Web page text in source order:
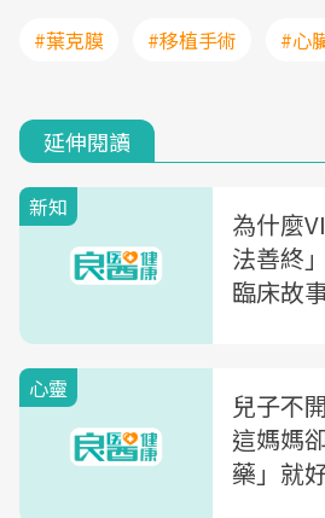
#葉克膜 #移植手術 #心
延伸閱讀
新知
為什麼
法善終
臨床故
心靈
兒子不
這媽媽
藥」就